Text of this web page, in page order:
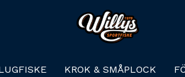
KROK & SMÅPLOCK